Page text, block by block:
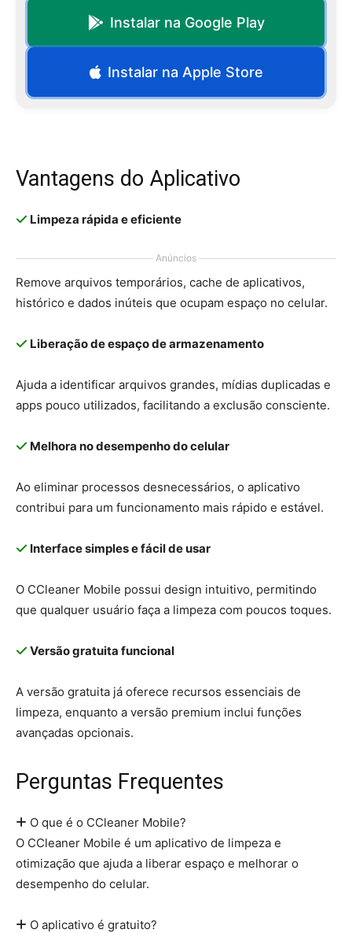
Instalar na Google Play
Instalar na Apple Store
Vantagens do Aplicativo
Limpeza rápida e eficiente
Anúncios
Remove arquivos temporários, cache de aplicativos,
histórico e dados inúteis que ocupam espaço no celular.
Liberação de espaço de armazenamento
Ajuda a identificar arquivos grandes, mídias duplicadas e
apps pouco utilizados, facilitando a exclusão consciente.
Melhora no desempenho do celular
Ao eliminar processos desnecessários, o aplicativo
contribui para um funcionamento mais rápido e estável.
Interface simples e fácil de usar
O CCleaner Mobile possui design intuitivo, permitindo
que qualquer usuário faça a limpeza com poucos toques.
Versão gratuita funcional
A versão gratuita já oferece recursos essenciais de
limpeza, enquanto a versão premium inclui funções
avançadas opcionais.
Perguntas Frequentes
O que é o CCleaner Mobile?
O CCleaner Mobile é um aplicativo de limpeza e
otimização que ajuda a liberar espaço e melhorar o
desempenho do celular.
O aplicativo é gratuito?